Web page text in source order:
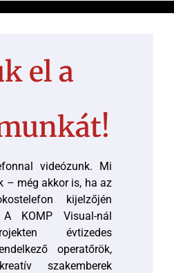
el a
videózunk. Mi
– még akkor is, ha az
kijelzőjén
KOMP Visual-nál
évtizedes
operatőrök,
szakemberek